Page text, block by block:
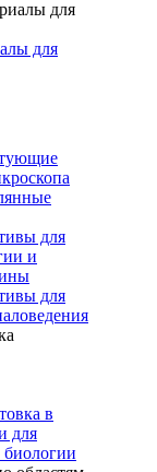
для
для
и
для
в
для